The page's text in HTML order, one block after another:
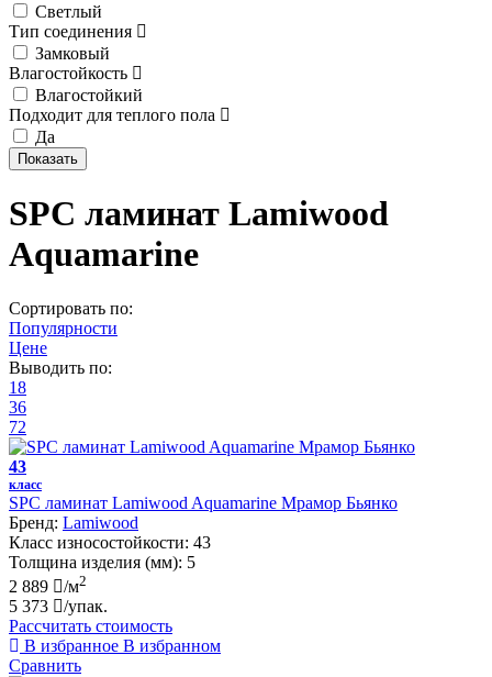
Светлый
Тип соединения
Замковый
Влагостойкость
Влагостойкий
Подходит для теплого пола
Да
SPC ламинат Lamiwood
Aquamarine
Сортировать по:
Популярности
Цене
Выводить по:
18
36
72
43
класс
SPC ламинат Lamiwood Aquamarine Мрамор Бьянко
Бренд: Lamiwood
Класс износостойкости: 43
Толщина изделия (мм): 5
2 889
/м2
5 373
/упак.
Рассчитать стоимость
В избранное В избранном
Сравнить